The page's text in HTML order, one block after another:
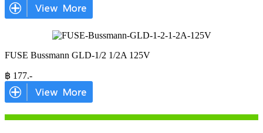
FUSE Bussmann GLD-1/2 1/2A 125V
฿ 177.-